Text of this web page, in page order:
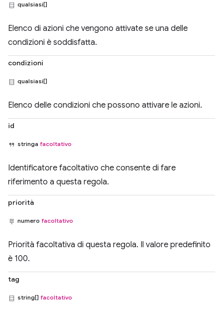
qualsiasi[]
Elenco di azioni che vengono attivate se una delle
condizioni è soddisfatta.
condizioni
qualsiasi[]
Elenco delle condizioni che possono attivare le azioni.
id
stringa facoltativo
Identificatore facoltativo che consente di fare
riferimento a questa regola.
priorità
numero facoltativo
Priorità facoltativa di questa regola. Il valore predefinito
è 100.
tag
string[] facoltativo